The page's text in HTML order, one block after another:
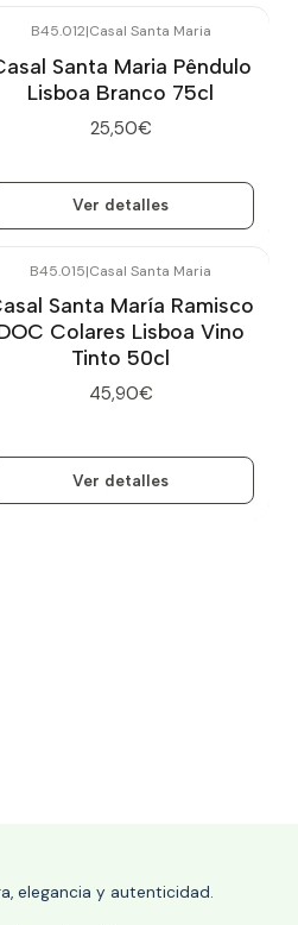
B45.012|Casal Santa Maria
Santa Maria Pêndulo
Lisboa Branco 75cl
25,50€
Ver detalles
B45.015|Casal Santa Maria
Santa María Ramisco
Colares Lisboa Vino
Tinto 50cl
45,90€
Ver detalles
elegancia y autenticidad.